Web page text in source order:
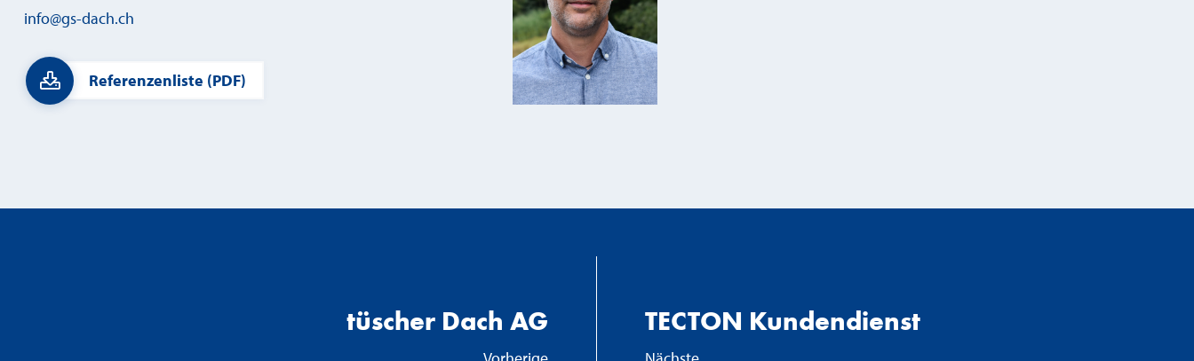
info@gs-dach.ch
Referenzenliste (PDF)
tüscher Dach AG TECTON Kundendienst